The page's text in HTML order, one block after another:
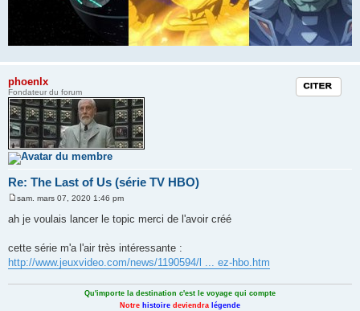
phoenlx
Fondateur du forum
Re: The Last of Us (série TV HBO)
Citation
s
a
g
e
sam. mars 07, 2020 1:46 pm
ah je voulais lancer le topic merci de l'avoir créé
cette série m'a l'air très intéressante :
http://www.jeuxvideo.com/news/1190594/l ... ez-hbo.htm
Qu'importe la destination c'est le voyage qui compte
Notre histoire deviendra légende